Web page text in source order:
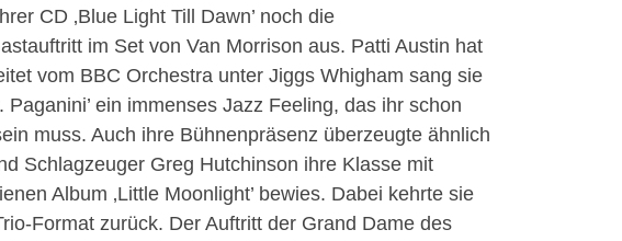
CD ‚Blue Light Till Dawn’ noch die
im Set von Van Morrison aus. Patti Austin hat
vom BBC Orchestra unter Jiggs Whigham sang sie
ein immenses Jazz Feeling, das ihr schon
muss. Auch ihre Bühnenpräsenz überzeugte ähnlich
Schlagzeuger Greg Hutchinson ihre Klasse mit
Album ‚Little Moonlight’ bewies. Dabei kehrte sie
Format zurück. Der Auftritt der Grand Dame des